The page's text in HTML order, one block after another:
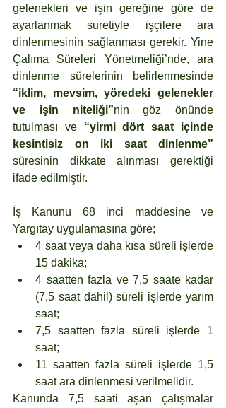
gelenekleri ve işin gereğine göre de
ayarlanmak suretiyle işçilere ara
dinlenmesinin sağlanması gerekir. Yine
Çalıma Süreleri Yönetmeliği’nde, ara
“iklim, mevsim, yöredeki gelenekler
ve işin niteliği”nin göz önünde
tutulması ve “yirmi dört saat içinde
kesintisiz on iki saat dinlenme”
süresinin dikkate alınması gerektiği
ifade edilmiştir.
İş Kanunu 68 inci maddesine ve
Yargıtay uygulamasına göre;
4 saat veya daha kısa süreli işlerde
15 dakika;
4 saatten fazla ve 7,5 saate kadar
(7,5 saat dahil) süreli işlerde yarım
saat;
7,5 saatten fazla süreli işlerde 1
saat;
11 saatten fazla süreli işlerde 1,5
saat ara dinlenmesi verilmelidir.
Kanunda 7,5 saati aşan çalışmalar